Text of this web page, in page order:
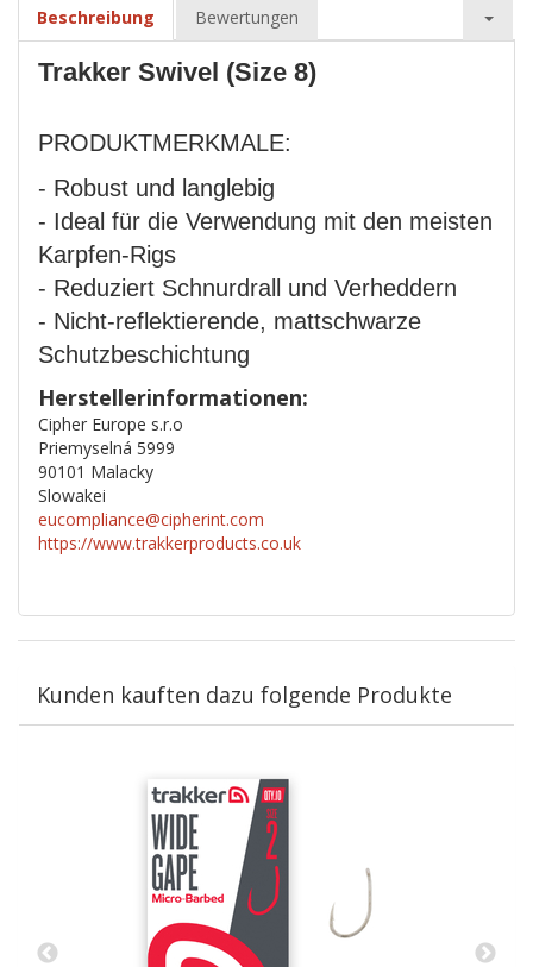
Beschreibung Bewertungen
Trakker Swivel (Size 8)
PRODUKTMERKMALE:
- Robust und langlebig
- Ideal für die Verwendung mit den meisten
Karpfen-Rigs
- Reduziert Schnurdrall und Verheddern
- Nicht-reflektierende, mattschwarze
Schutzbeschichtung
Herstellerinformationen:
Cipher Europe s.r.o
Priemyselná 5999
90101 Malacky
Slowakei
eucompliance@cipherint.com
https://www.trakkerproducts.co.uk
Kunden kauften dazu folgende Produkte